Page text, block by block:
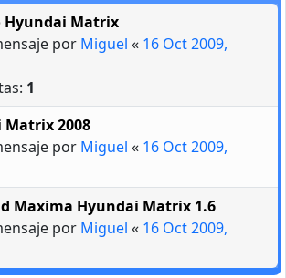
Hyundai Matrix
por Miguel « 16 Oct 2009,
1
Matrix 2008
por Miguel « 16 Oct 2009,
Maxima Hyundai Matrix 1.6
por Miguel « 16 Oct 2009,